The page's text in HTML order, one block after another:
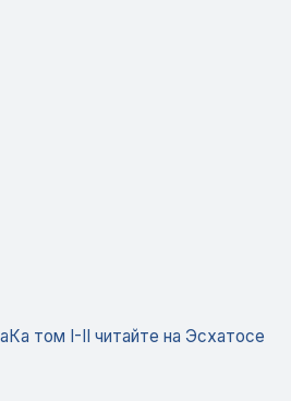
том I-II читайте на Эсхатосе